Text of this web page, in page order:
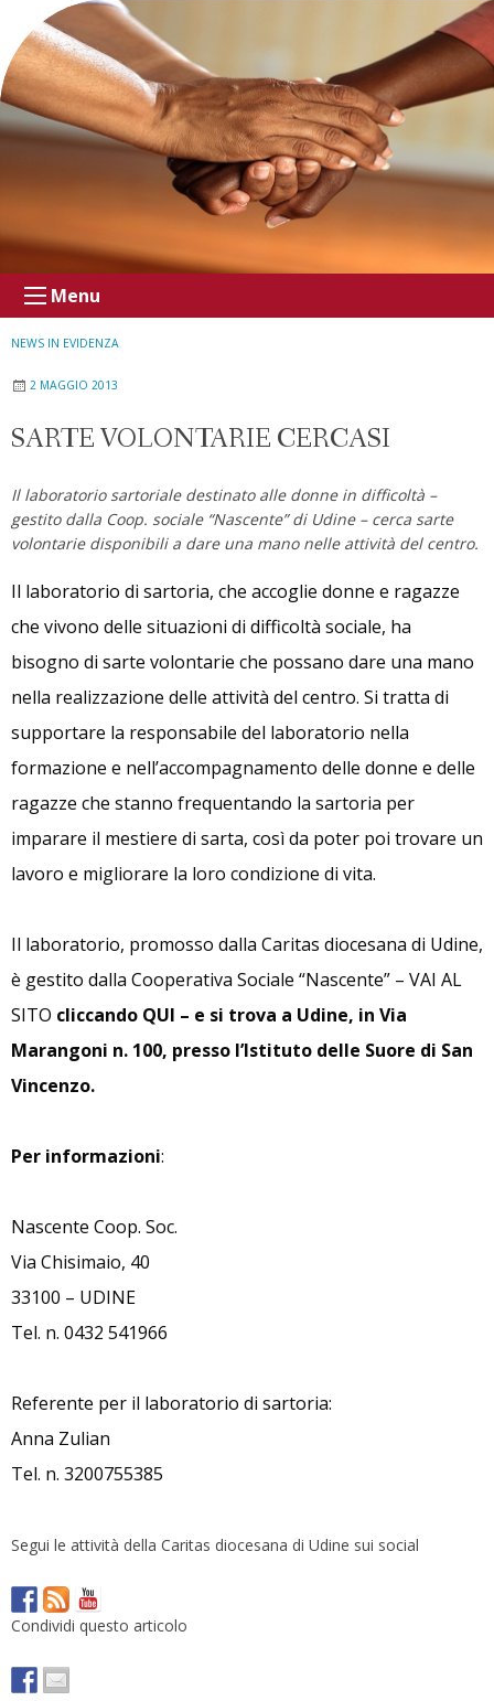
Menu
NEWS IN EVIDENZA
2 MAGGIO 2013
SARTE VOLONTARIE CERCASI
Il laboratorio sartoriale destinato alle donne in difficoltà –
gestito dalla Coop. sociale “Nascente” di Udine – cerca sarte
volontarie disponibili a dare una mano nelle attività del centro.
Il laboratorio di sartoria, che accoglie donne e ragazze
che vivono delle situazioni di difficoltà sociale, ha
bisogno di sarte volontarie che possano dare una mano
nella realizzazione delle attività del centro. Si tratta di
supportare la responsabile del laboratorio nella
formazione e nell’accompagnamento delle donne e delle
ragazze che stanno frequentando la sartoria per
imparare il mestiere di sarta, così da poter poi trovare un
lavoro e migliorare la loro condizione di vita.
Il laboratorio, promosso dalla Caritas diocesana di Udine,
è gestito dalla Cooperativa Sociale “Nascente” – VAI AL
SITO cliccando QUI – e si trova a Udine, in Via
Marangoni n. 100, presso l’Istituto delle Suore di San
Vincenzo.
Per informazioni:
Nascente Coop. Soc.
Via Chisimaio, 40
33100 – UDINE
Tel. n. 0432 541966
Referente per il laboratorio di sartoria:
Anna Zulian
Tel. n. 3200755385
Segui le attività della Caritas diocesana di Udine sui social
Condividi questo articolo